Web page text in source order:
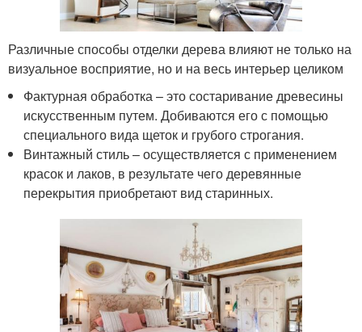
Различные способы отделки дерева влияют не только на
визуальное восприятие, но и на весь интерьер целиком
Фактурная обработка – это состаривание древесины
искусственным путем. Добиваются его с помощью
специального вида щеток и грубого строгания.
Винтажный стиль – осуществляется с применением
красок и лаков, в результате чего деревянные
перекрытия приобретают вид старинных.